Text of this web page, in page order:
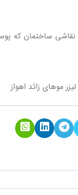
ساختمان که
لیزر موهای زائد اهواز